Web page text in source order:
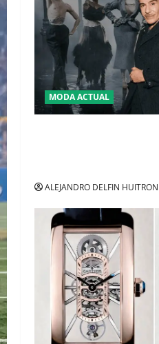
a
i
o
MODA ACTUAL
ALEJANDRO DELFIN HUITRON